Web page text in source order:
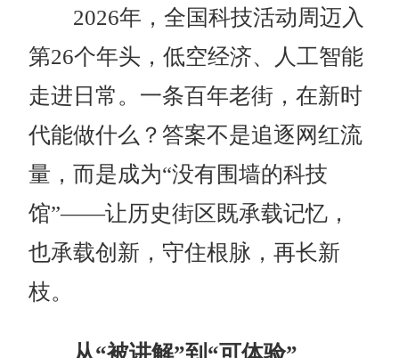
2026年，全国科技活动周迈入
第26个年头，低空经济、人工智能
走进日常。一条百年老街，在新时
代能做什么？答案不是追逐网红流
量，而是成为“没有围墙的科技
馆”——让历史街区既承载记忆，
也承载创新，守住根脉，再长新
枝。
从“被讲解”到“可体验”